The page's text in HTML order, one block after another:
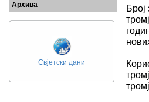
Архива
Свјетски дани